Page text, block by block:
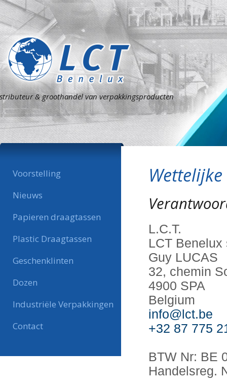
& groothandel van verpakkingsproducten
Voorstelling
Nieuws
Papieren draagtassen
Plastic Draagtassen
Geschenklinten
Dozen
Industriële Verpakkingen
Contact
L.C.T.
LCT Benelux
Guy LUCAS
32, chemin
4900 SPA
Belgium
info@lct.be
+32 87 775
BTW Nr: BE
Handelsreg.